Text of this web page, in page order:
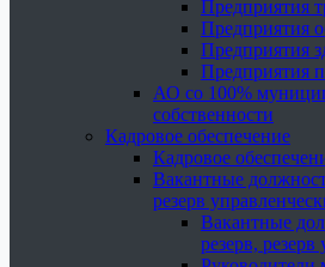
Предприятия
Предприятия
Предприятия
Предприятия
АО со 100%
собственности
Кадровое обеспечение
Кадровое
Вакантные
резерв
Вакантные
резерв,